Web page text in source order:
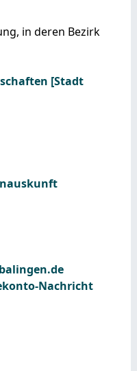
in deren Bezirk
[Stadt
Nachricht